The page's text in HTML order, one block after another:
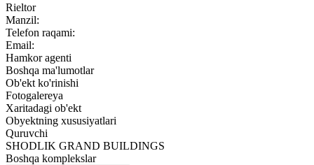
Rieltor
Manzil:
Telefon raqami:
Email:
Hamkor agenti
Boshqa ma'lumotlar
Ob'ekt ko'rinishi
Fotogalereya
Xaritadagi ob'ekt
Obyektning xususiyatlari
Quruvchi
SHODLIK GRAND BUILDINGS
Boshqa komplekslar